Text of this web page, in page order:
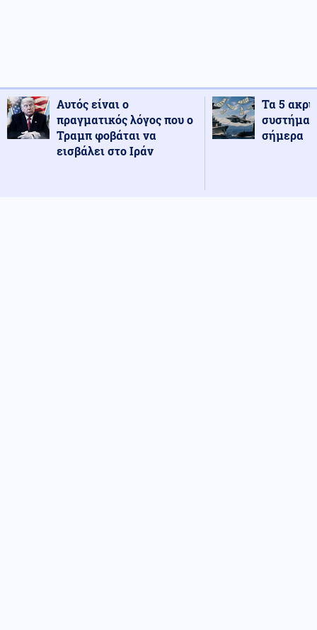
Αυτός είναι ο
πραγματικός λόγος που ο
Τραμπ φοβάται να
εισβάλει στο Ιράν
Τα 5
σήμερα